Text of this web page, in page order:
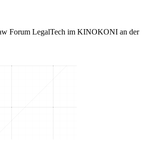
Forum LegalTech im KINOKONI an der